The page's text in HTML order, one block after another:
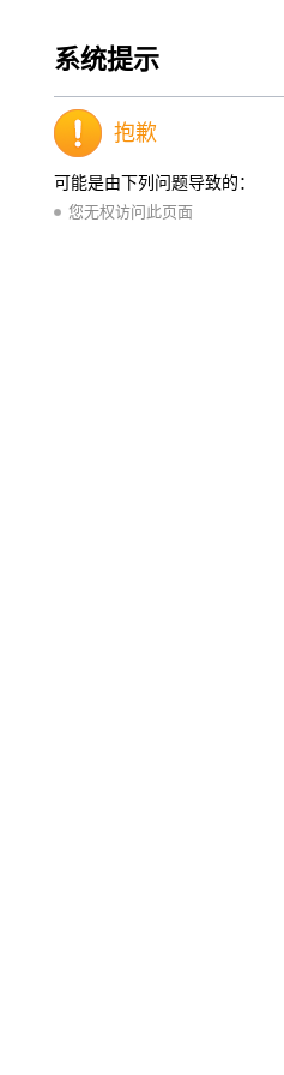
系统提示
抱歉
可能是由下列问题导致的：
您无权访问此页面